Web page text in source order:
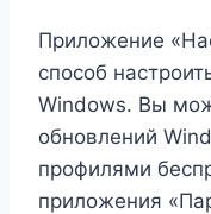
Приложение
способ
Windows. Вы
обновлений
профилями
приложения